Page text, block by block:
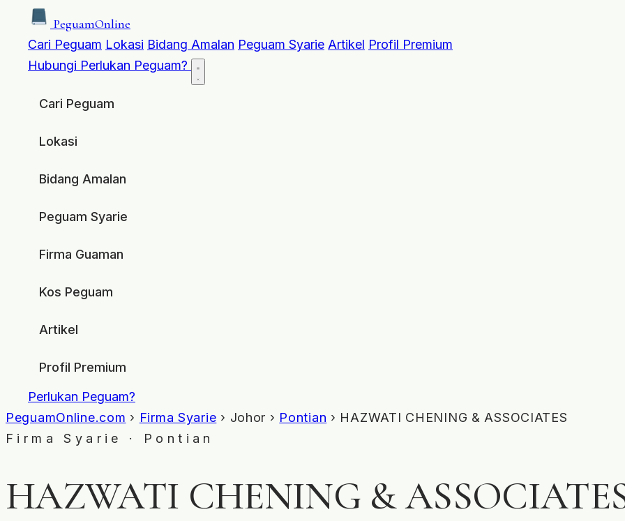
PeguamOnline
Cari Peguam Lokasi Bidang Amalan Peguam Syarie Artikel Profil Premium
Hubungi Perlukan Peguam?
Cari Peguam
Lokasi
Bidang Amalan
Peguam Syarie
Firma Guaman
Kos Peguam
Artikel
Profil Premium
Perlukan Peguam?
PeguamOnline.com › Firma Syarie › Johor › Pontian › HAZWATI CHENING & ASSOCIATES
Firma Syarie · Pontian
HAZWATI CHENING &